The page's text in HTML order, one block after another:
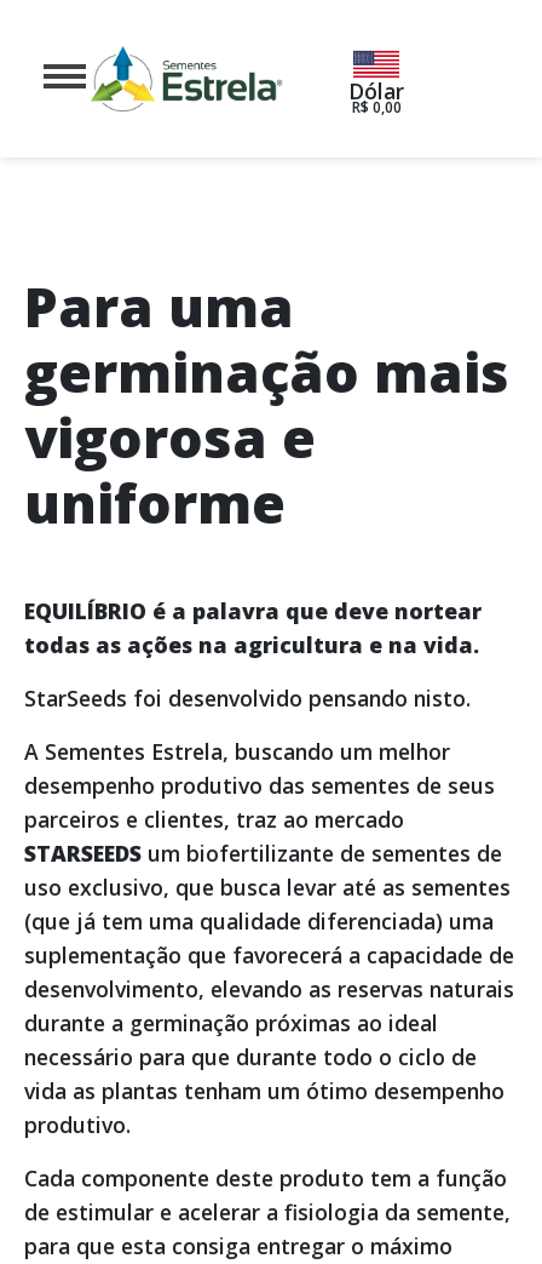
Dólar
R$ 0,00
Para uma
germinação mais
vigorosa e
uniforme
EQUILÍBRIO é a palavra que deve nortear
todas as ações na agricultura e na vida.
StarSeeds foi desenvolvido pensando nisto.
A Sementes Estrela, buscando um melhor
desempenho produtivo das sementes de seus
parceiros e clientes, traz ao mercado
STARSEEDS um biofertilizante de sementes de
uso exclusivo, que busca levar até as sementes
(que já tem uma qualidade diferenciada) uma
suplementação que favorecerá a capacidade de
desenvolvimento, elevando as reservas naturais
durante a germinação próximas ao ideal
necessário para que durante todo o ciclo de
vida as plantas tenham um ótimo desempenho
produtivo.
Cada componente deste produto tem a função
de estimular e acelerar a fisiologia da semente,
para que esta consiga entregar o máximo